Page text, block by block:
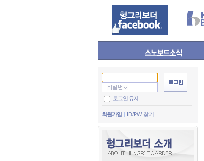
로그인 유지
회원가입 ID/PW 찾기